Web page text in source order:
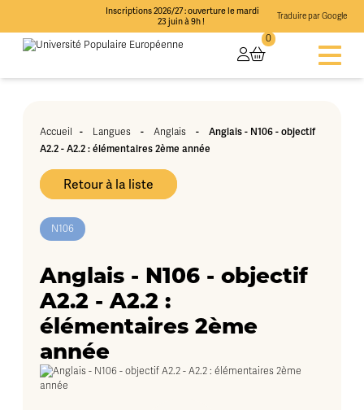
Inscriptions 2026/27 : ouverture le mardi
23 juin à 9h !
Traduire par Google
0
Accueil - Langues - Anglais - Anglais - N106 - objectif
A2.2 - A2.2 : élémentaires 2ème année
Retour à la liste
N106
Anglais - N106 - objectif
A2.2 - A2.2 :
élémentaires 2ème
année